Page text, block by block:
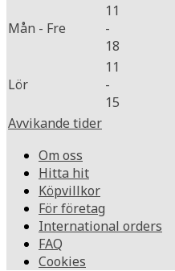
Mån - Fre
11
-
18
Lör
11
-
15
Avvikande tider
Om oss
Hitta hit
Köpvillkor
För företag
International orders
FAQ
Cookies